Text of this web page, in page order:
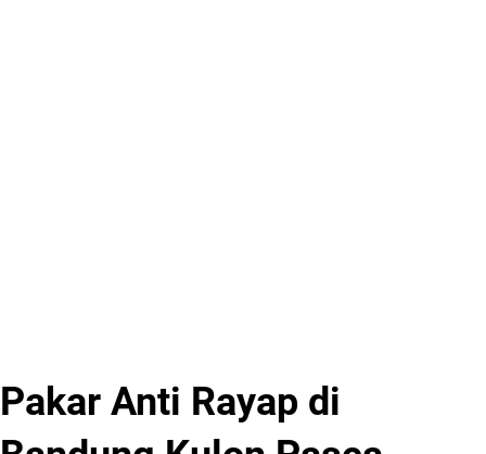
Pakar Anti Rayap di